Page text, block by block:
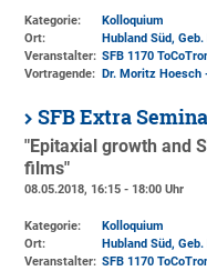
Kategorie:
Kolloquium
Ort:
Hubland Süd,
Veranstalter: SFB 1170
Vortragende: Dr. Moritz Hoesch
SFB Extra
"Epitaxial growth and
films"
08.05.2018, 16:15 - 18:00 Uhr
Kategorie:
Kolloquium
Ort:
Hubland Süd,
Veranstalter: SFB 1170